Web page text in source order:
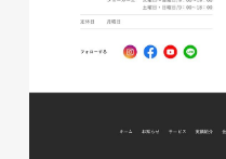
コーポレートサイト